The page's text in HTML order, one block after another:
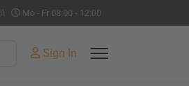
Mo - Fr 08:00 - 12:00
Sign In